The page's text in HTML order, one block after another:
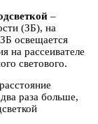
–
(ЗБ), на
освещается
на рассеивателе
светового.
раза больше,